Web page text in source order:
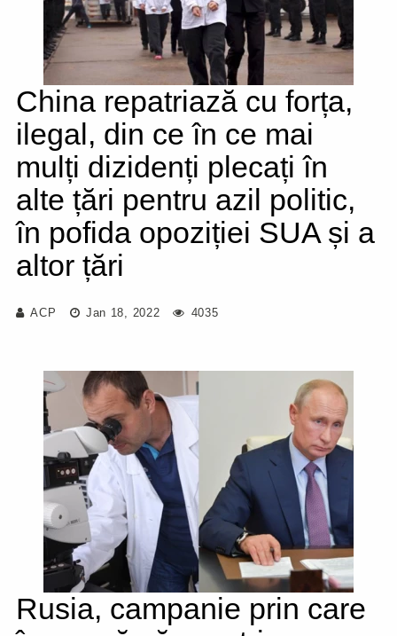
China repatriază cu forța,
ilegal, din ce în ce mai
mulți dizidenți plecați în
alte țări pentru azil politic,
în pofida opoziției SUA și a
altor țări
ACP Jan 18, 2022 4035
Rusia, campanie prin care